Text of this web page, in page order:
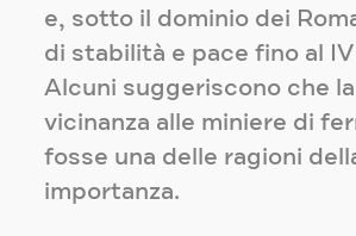
e, sotto il dominio dei
di stabilità e pace fino al IV
Alcuni suggeriscono che la
vicinanza alle miniere di
fosse una delle ragioni
importanza.